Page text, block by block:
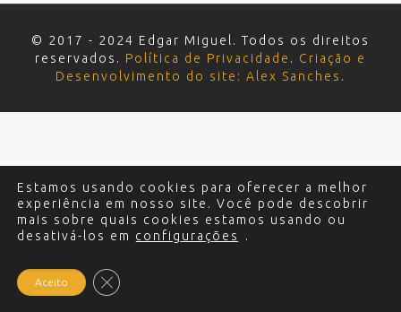
© 2017 - 2024 Edgar Miguel. Todos os direitos
reservados. Política de Privacidade . Criação e
Desenvolvimento do site: Alex Sanches .
Estamos usando cookies para oferecer a melhor
experiência em nosso site. Você pode descobrir
mais sobre quais cookies estamos usando ou
desativá-los em configurações .
Aceito Close GDPR Cookie Banner